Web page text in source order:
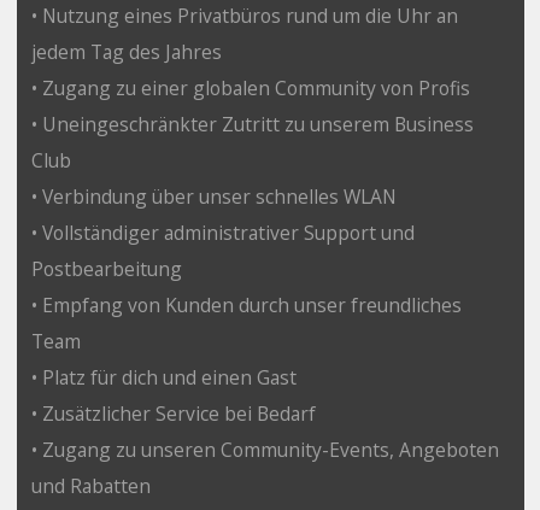
• Nutzung eines Privatbüros rund um die Uhr an
jedem Tag des Jahres
• Zugang zu einer globalen Community von Profis
• Uneingeschränkter Zutritt zu unserem Business
Club
• Verbindung über unser schnelles WLAN
• Vollständiger administrativer Support und
Postbearbeitung
• Empfang von Kunden durch unser freundliches
Team
• Platz für dich und einen Gast
• Zusätzlicher Service bei Bedarf
• Zugang zu unseren Community-Events, Angeboten
und Rabatten